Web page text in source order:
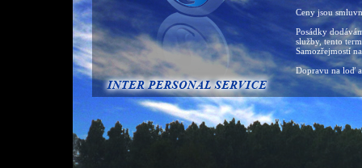
Ceny jsou
Posádky
služby, tento
Samozřejmostí
Dopravu na loď